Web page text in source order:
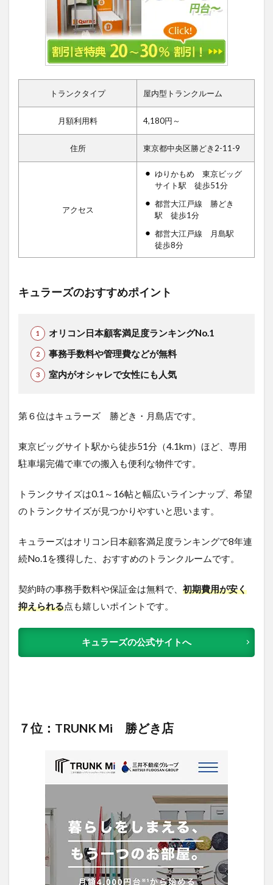
トランクタイプ 屋内型トランクルーム
月額利用料 4,180円～
住所 東京都中央区勝どき2-11-9
アクセス
ゆりかもめ 東京ビッグ
サイト駅 徒歩51分
都営大江戸線 勝どき
駅 徒歩1分
都営大江戸線 月島駅
徒歩8分
キュラーズのおすすめポイント
オリコン日本顧客満足度ランキングNo.1
事務手数料や管理費などが無料
室内がオシャレで女性にも人気
第６位はキュラーズ 勝どき・月島店です。
東京ビッグサイト駅から徒歩51分（4.1km）ほど、専用
駐車場完備で車での搬入も便利な物件です。
トランクサイズは0.1～16帖と幅広いラインナップ、希望
のトランクサイズが見つかりやすいと思います。
キュラーズはオリコン日本顧客満足度ランキングで8年連
続No.1を獲得した、おすすめのトランクルームです。
契約時の事務手数料や保証金は無料で、 初期費用が安く
抑えられる点も嬉しいポイントです。
キュラーズの公式サイトへ
７位：TRUNK Mi 勝どき店